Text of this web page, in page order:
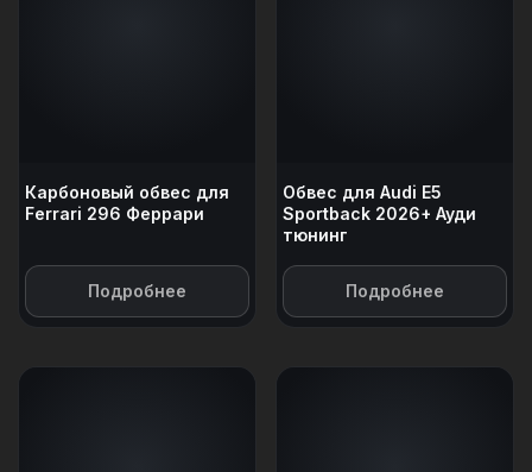
Карбоновый обвес для
Ferrari 296 Феррари
Подробнее
Обвес для Audi E5
Sportback 2026+ Ауди
тюнинг
Подробнее